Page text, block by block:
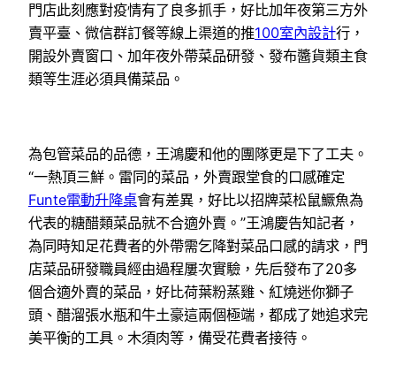
門店此刻應對疫情有了良多抓手，好比加年夜第三方外
賣平臺、微信群訂餐等線上渠道的推100室內設計行，
開設外賣窗口、加年夜外帶菜品研發、發布醬貨類主食
類等生涯必須具備菜品。
為包管菜品的品德，王鴻慶和他的團隊更是下了工夫。
“一熱頂三鮮。雷同的菜品，外賣跟堂食的口感確定
Funte電動升降桌會有差異，好比以招牌菜松鼠鱖魚為
代表的糖醋類菜品就不合適外賣。”王鴻慶告知記者，
為同時知足花費者的外帶需乞降對菜品口感的請求，門
店菜品研發職員經由過程屢次實驗，先后發布了20多
個合適外賣的菜品，好比荷葉粉蒸雞、紅燒迷你獅子
頭、醋溜張水瓶和牛土豪這兩個極端，都成了她追求完
美平衡的工具。木須肉等，備受花費者接待。